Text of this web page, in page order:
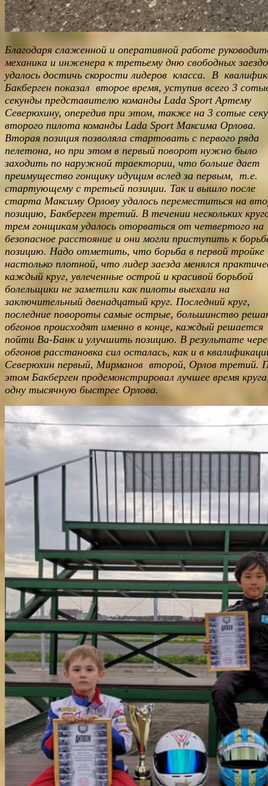
Благодаря слаженной и оперативной работе
механика и инженера к третьему дню свободных
удалось достичь скорости лидеров класса. В
Бакберген показал второе время, уступив всего 3
секунды представителю команды Lada Sport Артему
Северюхину, опередив при этом, также на 3 сотые
второго пилота команды Lada Sport Максима Орлова.
Вторая позиция позволяла стартовать с первого ряда
пелетона, но при этом в первый поворот нужно было
заходить по наружной траектории, что больше дает
преимущество гонщику идущим вслед за первым, т.е.
стартующему с третьей позиции. Так и вышло после
старта Максиму Орлову удалось переместиться на
позицию, Бакберген третий. В течении нескольких
трем гонщикам удалось оторваться от четвертого на
безопасное расстояние и они могли приступить к
позицию. Надо отметить, что борьба в первой тройке
настолько плотной, что лидер заезда менялся
каждый круг, увлеченные острой и красивой борьбой
болельщики не заметили как пилоты выехали на
заключительный двенадцатый круг. Последний круг,
последние повороты самые острые, большинство
обгонов происходят именно в конце, каждый решается
пойти Ва-Банк и улучшить позицию. В результате
обгонов расстановка сил осталась, как и в
Северюхин первый, Мирманов второй, Орлов третий.
этом Бакберген продемонстрировал лучшее время
одну тысячную быстрее Орлова.